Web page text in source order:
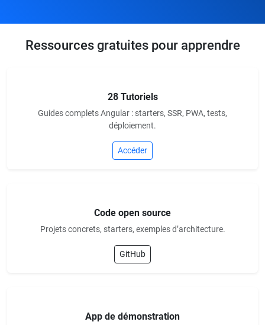
Ressources gratuites pour apprendre
28 Tutoriels
Guides complets Angular : starters, SSR, PWA, tests,
déploiement.
Accéder
Code open source
Projets concrets, starters, exemples d’architecture.
GitHub
App de démonstration